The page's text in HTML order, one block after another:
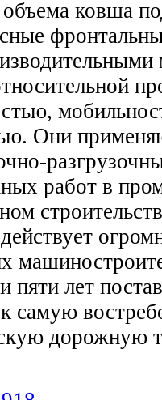
ковша
Они
работ в
пяти лет
самую
дорожную